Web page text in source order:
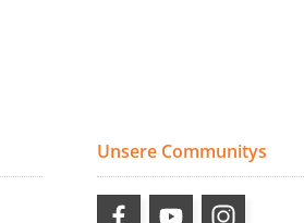
Unsere Communitys